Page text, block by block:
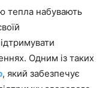
тепла набувають
Одним із таких
, який забезпечує